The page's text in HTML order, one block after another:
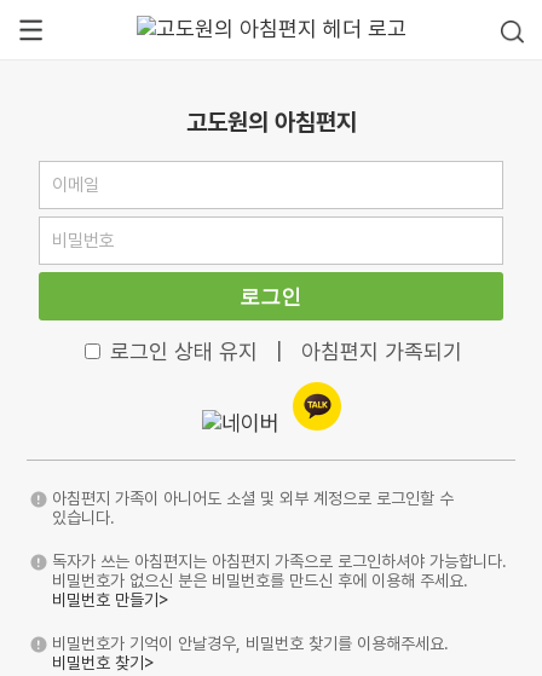
고도원의 아침편지
로그인
로그인 상태 유지 아침편지 가족되기
아침편지 가족이 아니어도 소셜 및 외부 계정으로 로그인할 수
있습니다.
독자가 쓰는 아침편지는 아침편지 가족으로 로그인하셔야 가능합니다.
비밀번호가 없으신 분은 비밀번호를 만드신 후에 이용해 주세요.
비밀번호 만들기>
비밀번호가 기억이 안날경우, 비밀번호 찾기를 이용해주세요.
비밀번호 찾기>